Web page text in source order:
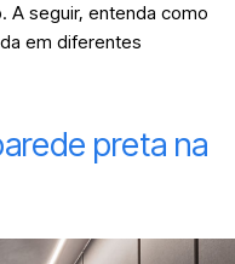
A seguir, entenda como
em diferentes
preta na